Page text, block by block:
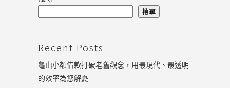
搜尋
Recent Posts
龜山小額借款打破老舊觀念，用最現代、最透明
的效率為您解憂